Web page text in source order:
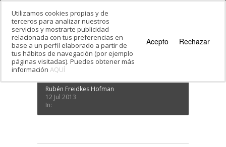
Estás en: Inicio · Festival de Hebreo Moderno:
segunda semana · 20130710_201303
20130710_201303
Rubén Freidkes Hofman
12 Jul 2013
In:
Utilizamos cookies propias y de
terceros para analizar nuestros
servicios y mostrarte publicidad
relacionada con tus preferencias en
base a un perfil elaborado a partir de
tus hábitos de navegación (por ejemplo
páginas visitadas). Puedes obtener más
información AQUÍ
Acepto Rechazar